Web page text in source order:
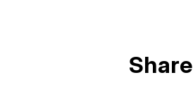
Share